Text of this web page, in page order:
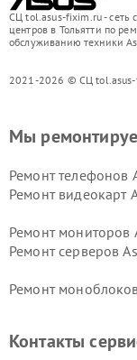
СЦ tol.asus-fixim.ru - сеть
центров в Тольятти по
обслуживанию техники
2021-2026 © СЦ
Мы
Ремонт телефонов
Ремонт видеокарт
Ремонт мониторов
Ремонт серверов
Ремонт
Контакты